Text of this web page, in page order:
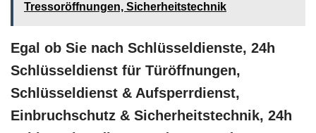
Tressoröffnungen, Sicherheitstechnik
Egal ob Sie nach Schlüsseldienste, 24h
Schlüsseldienst für Türöffnungen,
Schlüsseldienst & Aufsperrdienst,
Einbruchschutz & Sicherheitstechnik, 24h